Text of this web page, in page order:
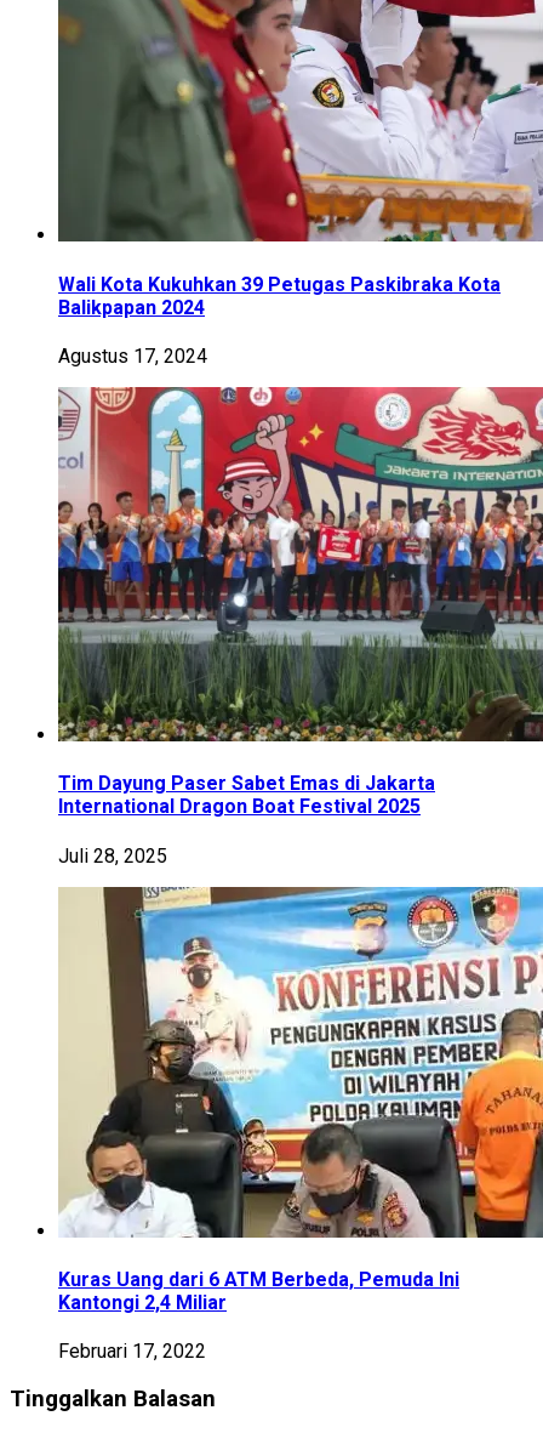
Wali Kota Kukuhkan 39 Petugas Paskibraka Kota
Balikpapan 2024
Agustus 17, 2024
Tim Dayung Paser Sabet Emas di Jakarta
International Dragon Boat Festival 2025
Juli 28, 2025
Kuras Uang dari 6 ATM Berbeda, Pemuda Ini
Kantongi 2,4 Miliar
Februari 17, 2022
Tinggalkan Balasan